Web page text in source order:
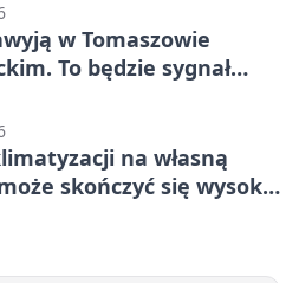
w Tomaszowie
To będzie sygnał
na własną
skończyć się wysoką